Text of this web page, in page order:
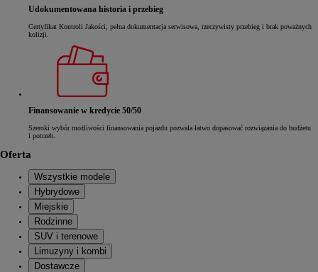
Udokumentowana historia i przebieg
Certyfikat Kontroli Jakości, pełna dokumentacja serwisowa, rzeczywisty przebieg i brak poważnych
kolizji.
Finansowanie w kredycie 50/50
Szeroki wybór możliwości finansowania pojazdu pozwala łatwo dopasować rozwiązania do budżetu
i potrzeb.
Oferta
Wszystkie modele
Hybrydowe
Miejskie
Rodzinne
SUV i terenowe
Limuzyny i kombi
Dostawcze